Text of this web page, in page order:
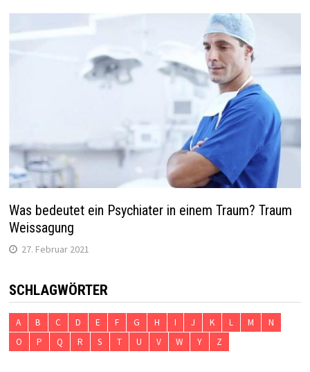
Was bedeutet ein Psychiater in einem Traum? Traum
Weissagung
27. Februar 2021
SCHLAGWÖRTER
A B C D E F G H I J K L M
N
O
P Q R S T U V W Y Z